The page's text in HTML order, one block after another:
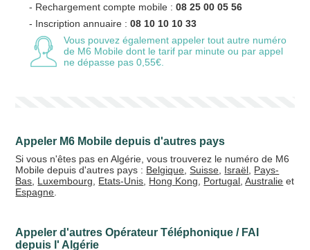
Vos crédits
- Rechargement compte mobile :08 25 00 05 56
- Inscription annuaire :08 10 10 10 33
Vous pouvez également appeler tout autre numéro
de M6 Mobile dont le tarif par minute ou par appel
ne dépasse pas 0,55€.
Appeler M6 Mobile depuis d'autres pays
Si vous n'êtes pas en Algérie, vous trouverez le numéro de M6
Mobile depuis d'autres pays : Belgique ,Suisse Israël Pays-
Bas Luxembourg Etats-Unis Hong Kong Portugal ,Australie et
Espagne
Appeler d'autres Opérateur Téléphonique / FAI
depuis l' Algérie